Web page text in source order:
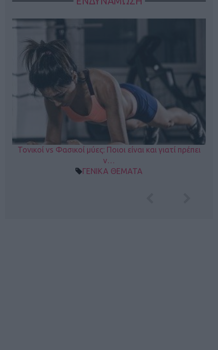
Τονικοί vs Φασικοί μύες: Ποιοι είναι και γιατί πρέπει
ν…
ΓΕΝΙΚΑ ΘΕΜΑΤΑ